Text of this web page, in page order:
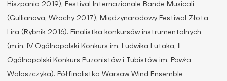
Hiszpania 2019), Festival Internazionale Bande Musicali
(Gullianova, Włochy 2017), Międzynarodowy Festiwal Złota
Lira (Rybnik 2016). Finalistka konkursów instrumentalnych
(m.in. IV Ogólnopolski Konkurs im. Ludwika Lutaka, II
Ogólnopolski Konkurs Puzonistów i Tubistów im. Pawła
Waloszczyka). Półfinalistka Warsaw Wind Ensemble